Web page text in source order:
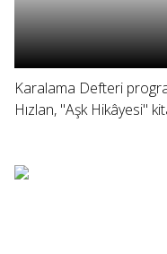
Karalama Defteri
Hızlan, "Aşk Hikâyesi"